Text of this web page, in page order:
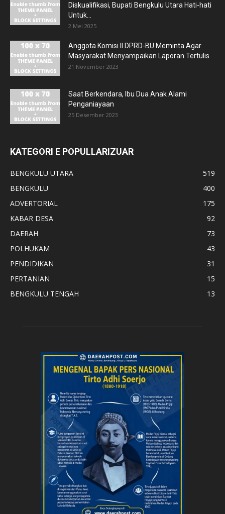
Diskualifikasi, Bupati Bengkulu Utara Hati-hati
Untuk...
2 Mei 2025
Anggota Komisi II DPRD-BU Meminta Agar
Masyarakat Menyampaikan Laporan Tertulis
21 November 2023
Saat Berkendara, Ibu Dua Anak Alami
Penganiayaan
25 Desember 2023
KATEGORI E POPULLARIZUAR
BENGKULU UTARA
519
BENGKULU
400
ADVERTORIAL
175
KABAR DESA
92
DAERAH
73
POLHUKAM
43
PENDIDIKAN
31
PERTANIAN
15
BENGKULU TENGAH
13